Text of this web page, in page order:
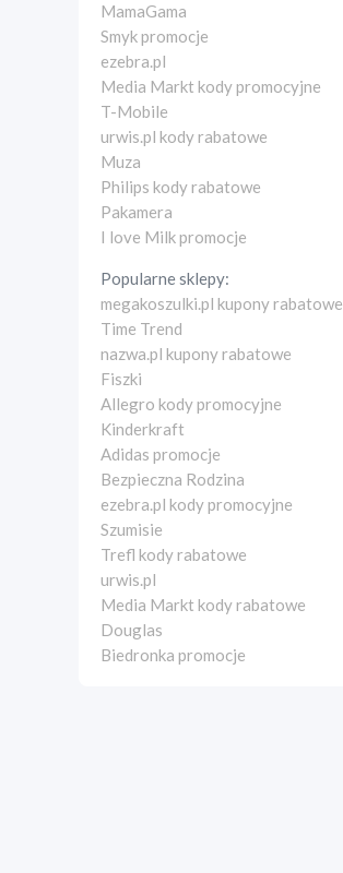
MamaGama
Smyk promocje
ezebra.pl
Media Markt kody promocyjne
T-Mobile
urwis.pl kody rabatowe
Muza
Philips kody rabatowe
Pakamera
I love Milk promocje
Popularne sklepy:
megakoszulki.pl kupony rabatowe
Time Trend
nazwa.pl kupony rabatowe
Fiszki
Allegro kody promocyjne
Kinderkraft
Adidas promocje
Bezpieczna Rodzina
ezebra.pl kody promocyjne
Szumisie
Trefl kody rabatowe
urwis.pl
Media Markt kody rabatowe
Douglas
Biedronka promocje